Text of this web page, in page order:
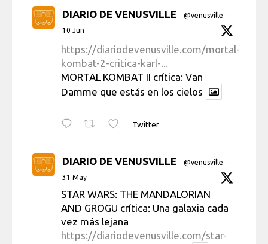
DIARIO DE VENUSVILLE @venusville
·
10 Jun
https://diariodevenusville.com/mortal-
kombat-2-critica-karl-...
MORTAL KOMBAT II crítica: Van
Damme que estás en los cielos
Twitter
DIARIO DE VENUSVILLE @venusville
·
31 May
STAR WARS: THE MANDALORIAN
AND GROGU crítica: Una galaxia cada
vez más lejana
https://diariodevenusville.com/star-